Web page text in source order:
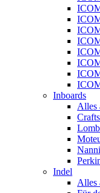
Inboards
Alles
Indel
Alles